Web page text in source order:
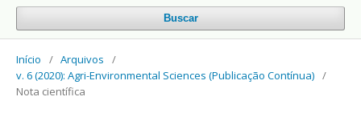
Buscar
Início / Arquivos
/
v. 6 (2020): Agri-Environmental Sciences (Publicação Contínua) /
Nota científica